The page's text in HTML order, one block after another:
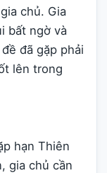
chủ. Gia
bất ngờ và
đã gặp phải
lên trong
hạn Thiên
gia chủ cần